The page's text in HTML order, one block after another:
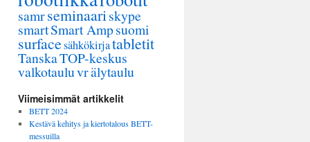
samrseminaariskype
smartSmart Ampsuomi
surfacesähkökirjatabletit
TanskaTOP-keskus
valkotauluvrälytaulu
Viimeisimmät artikkelit
BETT 2024
Kestävä kehitys ja kiertotalous BETT-
messuilla